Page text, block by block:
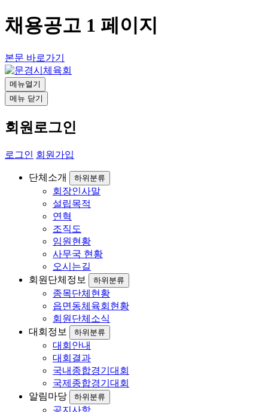
채용공고 1 페이지
본문 바로가기
메뉴열기
메뉴 닫기
회원로그인
로그인 회원가입
단체소개 하위분류
회장인사말
설립목적
연혁
조직도
임원현황
사무국 현황
오시는길
회원단체정보
하위분류
종목단체현황
읍면동체육회현황
회원단체소식
대회정보
하위분류
대회안내
대회결과
국내종합경기대회
국제종합경기대회
알림마당
하위분류
공지사항